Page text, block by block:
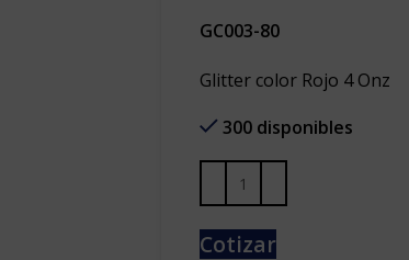
GC003-80
Glitter color Rojo 4 Onz
300 disponibles
Cotizar